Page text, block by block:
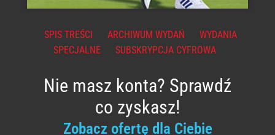
SPIS TREŚCI ARCHIWUM WYDAŃ
WYDANIA
SPECJALNE
SUBSKRYPCJA CYFROWA
Nie masz konta? Sprawdź
co zyskasz!
Zobacz ofertę dla Ciebie